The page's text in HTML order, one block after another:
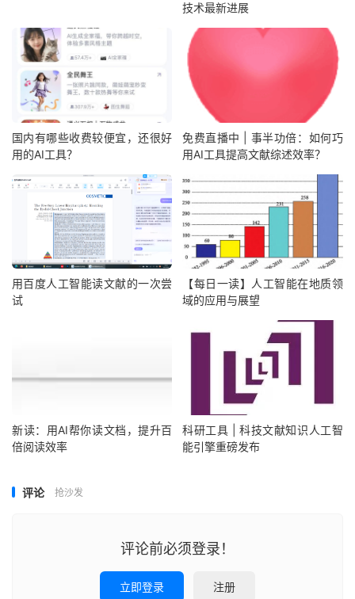
技术最新进展
国内有哪些收费较便宜，还很好
用的AI工具？
免费直播中 | 事半功倍：如何巧
用AI工具提高文献综述效率？
用百度人工智能读文献的一次尝
试
【每日一读】人工智能在地质领
域的应用与展望
新读：用AI帮你读文档，提升百
倍阅读效率
科研工具 | 科技文献知识人工智
能引擎重磅发布
评论 抢沙发
评论前必须登录！
立即登录 注册